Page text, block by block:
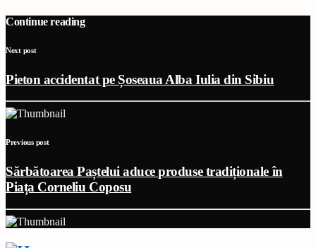
Continue reading
Next post
Pieton accidentat pe Șoseaua Alba Iulia din Sibiu
Previous post
Sărbătoarea Paștelui aduce produse tradiționale în
Piața Corneliu Coposu